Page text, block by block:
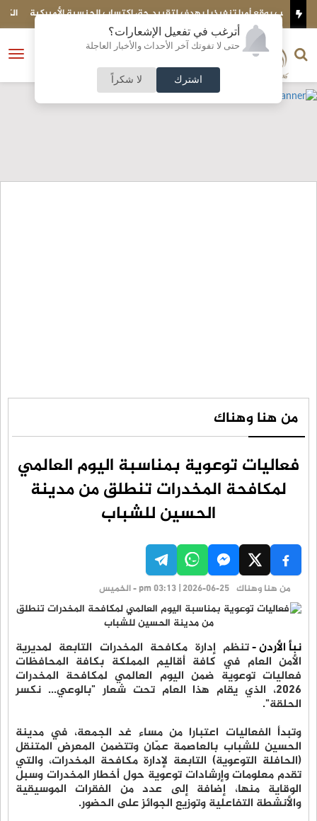
أترغب في تفعيل الإشعارات؟
حتى لا تفوتك آخر الأحداث والأخبار العاجلة
اشترك لا شكراً
الجنسية الأميركية الكويت تحبط تهريب شحنة ضخمة إلى مصر..ماذا
فتح
الناشر و رئيس التحرير
النسخة الكاملة
من هنا وهناك
فعاليات توعوية بمناسبة اليوم العالمي
لمكافحة المخدرات تنطلق من مدينة
الحسين للشباب
من هنا وهناك pm 03:13 | 2026-06-25 - الخميس
نبأ الأردن -تنظم إدارة مكافحة المخدرات التابعة لمديرية
الأمن العام في كافة أقاليم المملكة بكافة المحافظات
فعاليات توعوية ضمن اليوم العالمي لمكافحة المخدرات
2026، الذي يقام هذا العام تحت شعار "بالوعي... نكسر
الحلقة".
وتبدأ الفعاليات اعتبارا من مساء غد الجمعة، في مدينة
الحسين للشباب بالعاصمة عمّان وتتضمن المعرض المتنقل
(الحافلة التوعوية) التابعة لإدارة مكافحة المخدرات، والتي
تقدم معلومات وإرشادات توعوية حول أخطار المخدرات وسبل
الوقاية منها، إضافة إلى عدد من الفقرات الموسيقية
والأنشطة التفاعلية وتوزيع الجوائز على الحضور.